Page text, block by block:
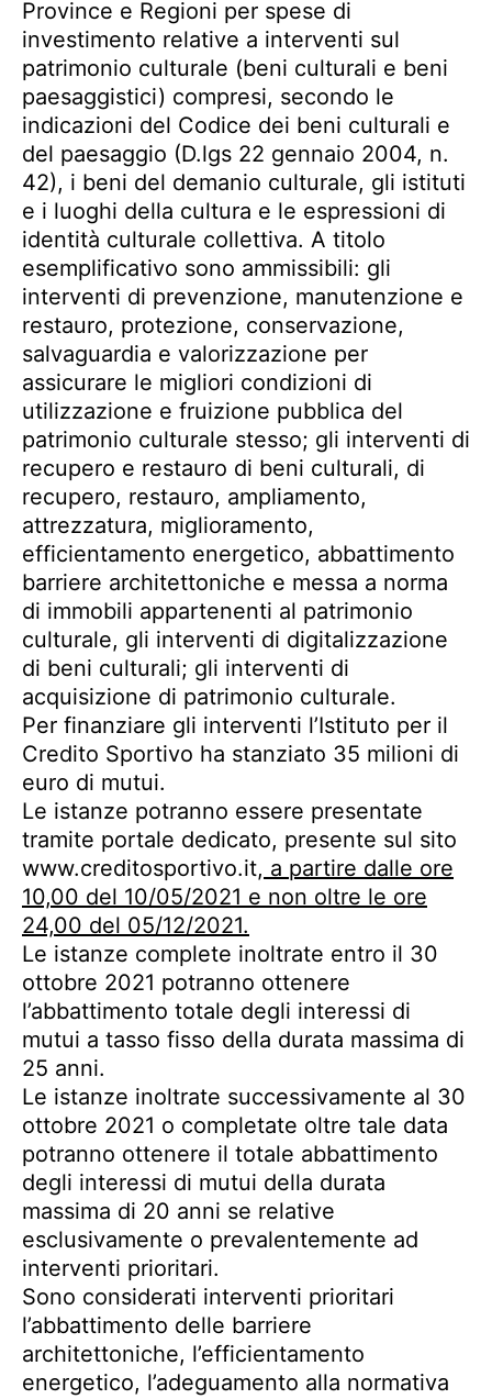
Province e Regioni per spese di
investimento relative a interventi sul
patrimonio culturale (beni culturali e beni
paesaggistici) compresi, secondo le
indicazioni del Codice dei beni culturali e
del paesaggio (D.lgs 22 gennaio 2004, n.
42), i beni del demanio culturale, gli istituti
e i luoghi della cultura e le espressioni di
identità culturale collettiva. A titolo
esemplificativo sono ammissibili: gli
interventi di prevenzione, manutenzione e
restauro, protezione, conservazione,
salvaguardia e valorizzazione per
assicurare le migliori condizioni di
utilizzazione e fruizione pubblica del
patrimonio culturale stesso; gli interventi di
recupero e restauro di beni culturali, di
recupero, restauro, ampliamento,
attrezzatura, miglioramento,
efficientamento energetico, abbattimento
barriere architettoniche e messa a norma
di immobili appartenenti al patrimonio
culturale, gli interventi di digitalizzazione
di beni culturali; gli interventi di
acquisizione di patrimonio culturale.
Per finanziare gli interventi l’Istituto per il
Credito Sportivo ha stanziato 35 milioni di
euro di mutui.
Le istanze potranno essere presentate
tramite portale dedicato, presente sul sito
www.creditosportivo.it, a partire dalle ore
10,00 del 10/05/2021 e non oltre le ore
24,00 del 05/12/2021.
Le istanze complete inoltrate entro il 30
ottobre 2021 potranno ottenere
l’abbattimento totale degli interessi di
mutui a tasso fisso della durata massima di
25 anni.
Le istanze inoltrate successivamente al 30
ottobre 2021 o completate oltre tale data
potranno ottenere il totale abbattimento
degli interessi di mutui della durata
massima di 20 anni se relative
esclusivamente o prevalentemente ad
interventi prioritari.
Sono considerati interventi prioritari
l’abbattimento delle barriere
architettoniche, l’efficientamento
energetico, l’adeguamento alla normativa